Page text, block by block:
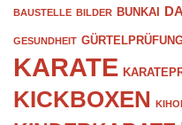
BAUSTELLE BILDER BUNKAI
GESUNDHEIT
KARATE
KICKBOXEN